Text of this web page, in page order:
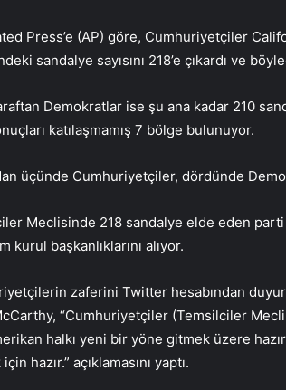
Press’e (AP) göre, Cumhuriyetçiler
sandalye sayısını 218’e çıkardı ve
Demokratlar ise şu ana kadar 210
katılaşmamış 7 bölge bulunuyor.
üçünde Cumhuriyetçiler, dördünde
Meclisinde 218 sandalye elde eden
kurul başkanlıklarını alıyor.
zaferini Twitter hesabından
“Cumhuriyetçiler (Temsilciler
halkı yeni bir yöne gitmek üzere
hazır.” açıklamasını yaptı.